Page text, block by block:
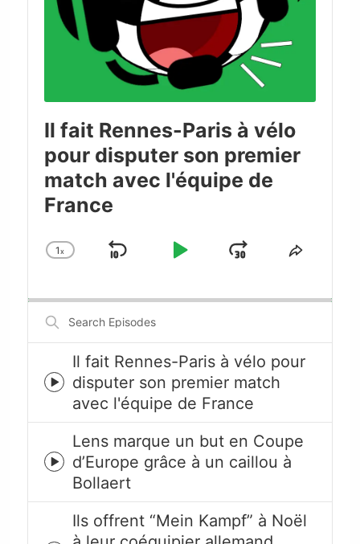
Il fait Rennes-Paris à vélo
pour disputer son premier
match avec l'équipe de
France
Change
1x
Skip
Play
JumpShare
Search
Episodes
Episode
play
icon
Il fait Rennes-Paris à vélo pour
disputer son premier match
avec l'équipe de France
Episode
play
icon
Lens marque un but en Coupe
d’Europe grâce à un caillou à
Bollaert
Ils offrent “Mein Kampf” à Noël